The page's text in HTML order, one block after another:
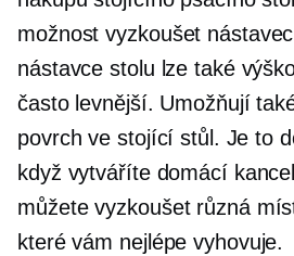
možnost vyzkoušet
nástavce stolu lze také
často levnější. Umožňují
povrch ve stojící stůl. Je to
když vytváříte domácí
můžete vyzkoušet různá
které vám nejlépe vyhovuje.